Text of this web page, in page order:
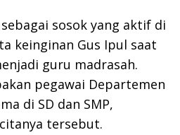
sosok yang aktif di
keinginan Gus Ipul saat
guru madrasah.
pegawai Departemen
di SD dan SMP,
tersebut.